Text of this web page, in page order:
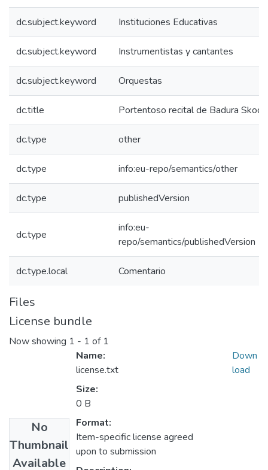
dc.subject.keyword Instituciones Educativas
dc.subject.keyword Instrumentistas y cantantes
dc.subject.keyword Orquestas
dc.title Portentoso recital de Badura Skoda
dc.type other
dc.type info:eu-repo/semantics/other
dc.type publishedVersion
dc.type
info:eu-
repo/semantics/publishedVersion
dc.type.local Comentario
Files
License bundle
Now showing 1 - 1 of 1
No
Thumbnail
Available
Name:
license.txt
Size:
0 B
Format:
Item-specific license agreed
upon to submission
Down
load